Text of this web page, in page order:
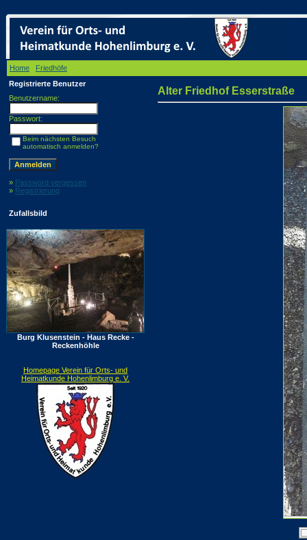
Home Friedhöfe
Registrierte Benutzer
Benutzername:
Passwort:
Beim nächsten Besuch
automatisch anmelden?
» Password vergessen
» Registrierung
Zufallsbild
Burg Klusenstein - Haus Recke -
Reckenhöhle
Homepage Verein für Orts- und
Heimatkunde Hohenlimburg e. V.
Alter Friedhof Esserstraße